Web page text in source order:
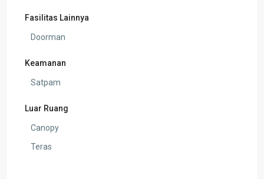
Fasilitas Lainnya
Doorman
Keamanan
Satpam
Luar Ruang
Canopy
Teras